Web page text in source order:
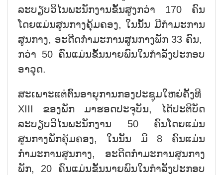
ລະບຽບວິໄນພະນັກງານຂັ້ນສູງກວ່າ 170 ຄົນ
ໂດຍແມ່ນສູນກາງຄຸ້ມຄອງ, ໃນນັ້ນ ມີກຳມະການ
ສູນກາງ, ອະດີດກຳມະການສູນກາງພັກ 33 ຄົນ,
ກວ່າ 50 ຄົນແມ່ນຂັ້ນນາຍພົນໃນກຳລັງປະກອບ
ອາວຸດ.
ສະເພາະແຕ່ຕົ້ນອາຍຸການກອງປະຊຸມໃຫຍ່ຄັ້ງທີ
XIII ຂອງພັກ ມາຮອດປະຈຸບັນ, ໄດ້ປະຕິບັດ
ລະບຽບວິໄນພະນັກງານ 50 ຄົນໂດຍແມ່ນ
ສູນກາງພັກຄຸ້ມຄອງ, ໃນນັ້ນ ມີ 8 ຄົນແມ່ນ
ກຳມະການສູນກາງ, ອະດີດກຳມະການສູນກາງ
ພັກ, 20 ຄົນແມ່ນຂັ້ນນາຍພົນໃນກຳລັງປະກອບ